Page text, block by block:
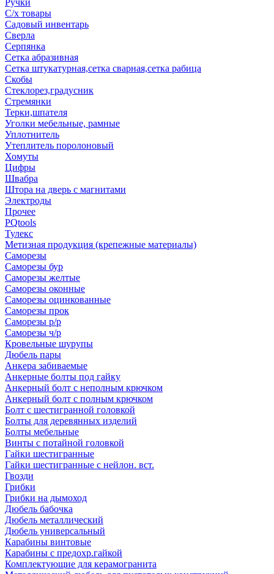
Ручки
С/х товары
Садовый инвентарь
Сверла
Серпянка
Сетка абразивная
Сетка штукатурная,сетка сварная,сетка рабица
Скобы
Стеклорез,градусник
Стремянки
Терки,шпателя
Уголки мебельные, рамные
Уплотнитель
Утеплитель поролоновый
Хомуты
Цифры
Швабра
Штора на дверь с магнитами
Электроды
Прочее
PQtools
Тулекс
Метизная продукция (крепежные материалы)
Саморезы
Саморезы бур
Саморезы желтые
Саморезы оконные
Саморезы оцинкованные
Саморезы прок
Саморезы р/р
Саморезы ч/р
Кровельные шурупы
Дюбель пары
Анкера забиваемые
Анкерные болты под гайку
Анкерный болт с неполным крючком
Анкерный болт с полным крючком
Болт с шестигранной головкой
Болты для деревянных изделий
Болты мебельные
Винты с потайной головкой
Гайки шестигранные
Гайки шестигранные с нейлон. вст.
Гвозди
Грибки
Грибки на дымоход
Дюбель бабочка
Дюбель металлический
Дюбель универсальный
Карабины винтовые
Карабины с предохр.гайкой
Комплектующие для керамогранита